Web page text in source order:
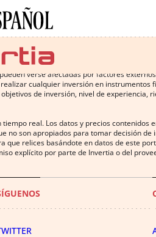
de parte o la totalidad de la inversión, y
verse afectadas por factores
cualquier inversión en instrumentos
de inversión, nivel de experiencia,
real. Los datos y precios contenidos
son apropiados para tomar decisión de
relices basándote en datos de este
explícito por parte de Invertia o del